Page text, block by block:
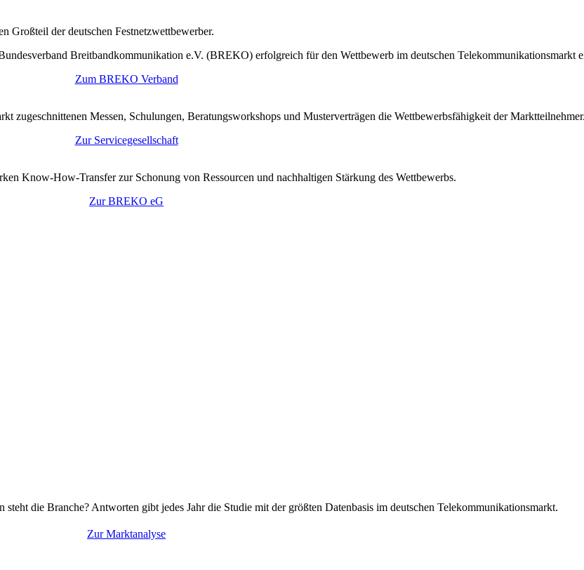
Großteil der deutschen Festnetzwettbewerber.
Breitbandkommunikation e.V. (BREKO) erfolgreich für den Wettbewerb im deutschen Telekommunikationsmarkt
Zum BREKO Verband
zugeschnittenen Messen, Schulungen, Beratungsworkshops und Musterverträgen die Wettbewerbsfähigkeit der
Zur Servicegesellschaft
Know-How-Transfer zur Schonung von Ressourcen und nachhaltigen Stärkung des Wettbewerbs.
Zur BREKO eG
die Branche? Antworten gibt jedes Jahr die Studie mit der größten Datenbasis im deutschen Telekommunikationsmarkt.
Zur Marktanalyse